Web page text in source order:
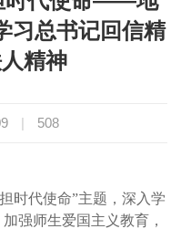
习总书记回信精
精神
| 508
时代使命”主题，深入学
强师生爱国主义教育，